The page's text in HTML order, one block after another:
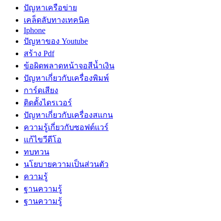
ปัญหาเครือข่าย
เคล็ดลับทางเทคนิค
Iphone
ปัญหาของ Youtube
สร้าง Pdf
ข้อผิดพลาดหน้าจอสีน้ำเงิน
ปัญหาเกี่ยวกับเครื่องพิมพ์
การ์ดเสียง
ติดตั้งไดรเวอร์
ปัญหาเกี่ยวกับเครื่องสแกน
ความรู้เกี่ยวกับซอฟต์แวร์
แก้ไขวีดีโอ
ทบทวน
นโยบายความเป็นส่วนตัว
ความรู้
ฐานความรู้
ฐานความรู้